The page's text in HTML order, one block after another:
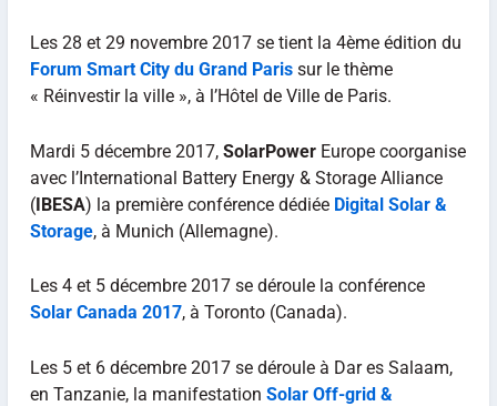
Les 28 et 29 novembre 2017 se tient la 4ème édition du
Forum Smart City du Grand Parissur le thème
« Réinvestir la ville », à l’Hôtel de Ville de Paris.
Mardi 5 décembre 2017, SolarPowerEurope coorganise
avec l’International Battery Energy & Storage Alliance
(IBESA) la première conférence dédiée Digital Solar &
Storage, à Munich (Allemagne).
Les 4 et 5 décembre 2017 se déroule la conférence
Solar Canada 2017, à Toronto (Canada).
Les 5 et 6 décembre 2017 se déroule à Dar es Salaam,
en Tanzanie, la manifestation Solar Off-grid &